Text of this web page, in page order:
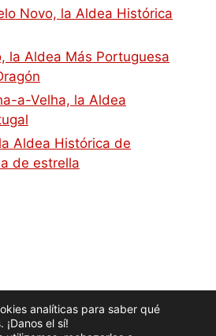
Novo, la Aldea Histórica
la Aldea Más Portuguesa
a-Velha, la Aldea
Aldea Histórica de
de estrella
analíticas para saber qué
el sí!